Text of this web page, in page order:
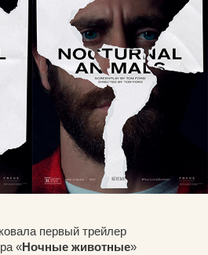
первый трейлер
«Ночные животные»